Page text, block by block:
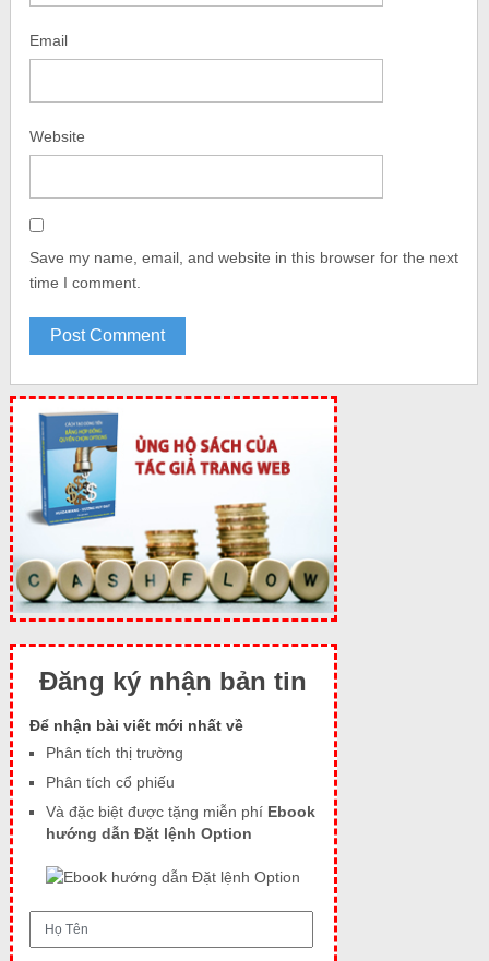
Email
Website
Save my name, email, and website in this browser for the next
time I comment.
Đăng ký nhận bản tin
Để nhận bài viết mới nhất về
Phân tích thị trường
Phân tích cổ phiếu
Và đặc biệt được tặng miễn phí Ebook
hướng dẫn Đặt lệnh Option